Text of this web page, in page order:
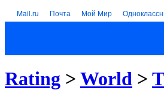
Mail.ru Почта Мой Мир
Rating > World >